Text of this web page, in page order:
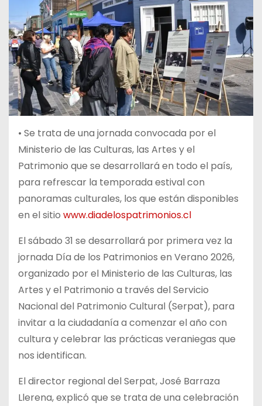
• Se trata de una jornada convocada por el
Ministerio de las Culturas, las Artes y el
Patrimonio que se desarrollará en todo el país,
para refrescar la temporada estival con
panoramas culturales, los que están disponibles
en el sitio www.diadelospatrimonios.cl
El sábado 31 se desarrollará por primera vez la
jornada Día de los Patrimonios en Verano 2026,
organizado por el Ministerio de las Culturas, las
Artes y el Patrimonio a través del Servicio
Nacional del Patrimonio Cultural (Serpat), para
invitar a la ciudadanía a comenzar el año con
cultura y celebrar las prácticas veraniegas que
nos identifican.
El director regional del Serpat, José Barraza
Llerena, explicó que se trata de una celebración